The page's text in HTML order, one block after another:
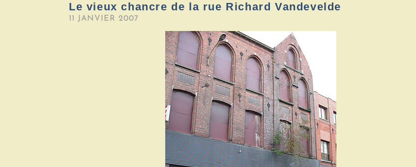
Le vieux chancre de la rue Richard Vandevelde
11 JANVIER 2007